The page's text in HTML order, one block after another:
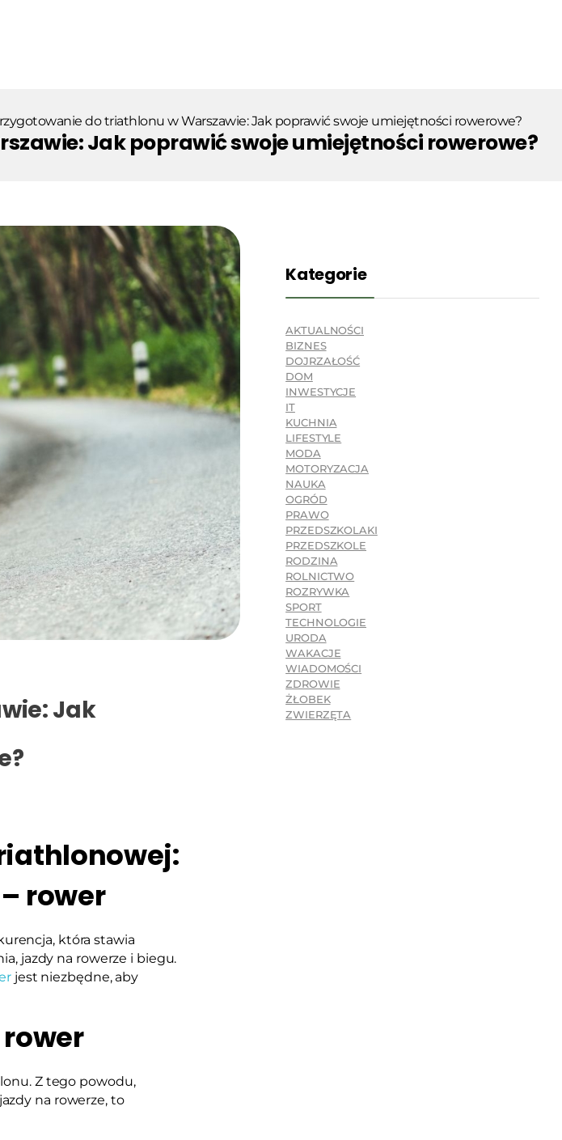
do triathlonu w Warszawie: Jak poprawić swoje umiejętności rowerowe?
Jak poprawić swoje umiejętności rowerowe?
Jak
rower
która stawia
jazdy na rowerze i biegu.
jest niezbędne, aby
Z tego powodu,
na rowerze, to
Kategorie
AKTUALNOŚCI
BIZNES
DOJRZAŁOŚĆ
DOM
INWESTYCJE
IT
KUCHNIA
LIFESTYLE
MODA
MOTORYZACJA
NAUKA
OGRÓD
PRAWO
PRZEDSZKOLAKI
PRZEDSZKOLE
RODZINA
ROLNICTWO
ROZRYWKA
SPORT
TECHNOLOGIE
URODA
WAKACJE
WIADOMOŚCI
ZDROWIE
ŻŁOBEK
ZWIERZĘTA